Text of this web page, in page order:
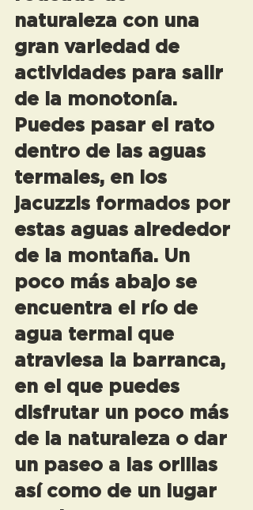
naturaleza con una
gran variedad de
actividades para salir
de la monotonía.
Puedes pasar el rato
dentro de las aguas
termales, en los
jacuzzis formados por
estas aguas alrededor
de la montaña. Un
poco más abajo se
encuentra el río de
agua termal que
atraviesa la barranca,
en el que puedes
disfrutar un poco más
de la naturaleza o dar
un paseo a las orillas
así como de un lugar